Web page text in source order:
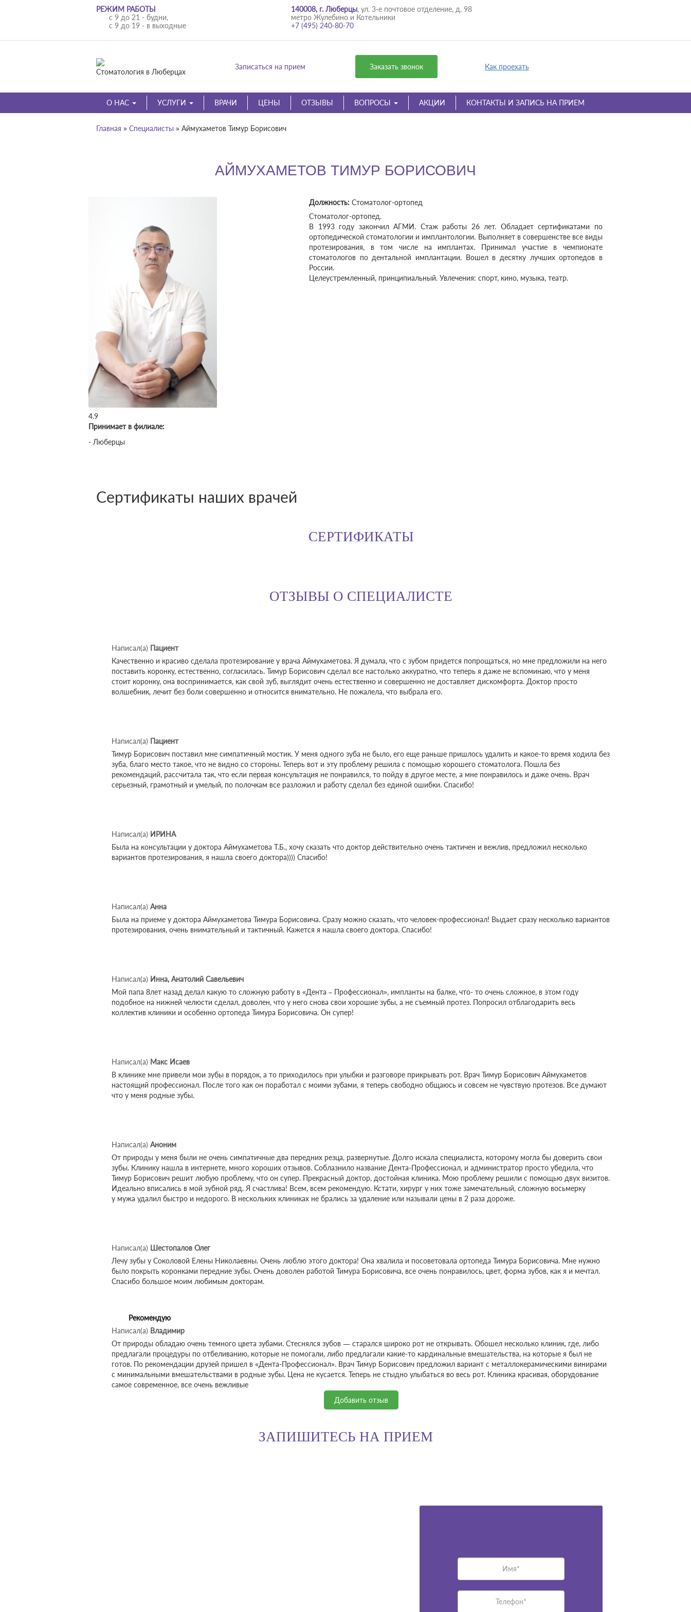
РЕЖИМ РАБОТЫ
с 9 до 21 - будни,
с 9 до 19 - в выходные
140008, г. Люберцы, ул. 3-е почтовое отделение, д. 98
метро Жулебино и Котельники
+7 (495) 240-80-70
Стоматология в Люберцах
Записаться на прием Заказать звонок Как проехать
О НАС УСЛУГИ ВРАЧИ ЦЕНЫ ОТЗЫВЫ ВОПРОСЫ АКЦИИ КОНТАКТЫ И ЗАПИСЬ НА ПРИЕМ
Главная » Специалисты » Аймухаметов Тимур Борисович
АЙМУХАМЕТОВ ТИМУР БОРИСОВИЧ
4.9
Принимает в филиале:
- Люберцы
Должность:Стоматолог-ортопед
Стоматолог-ортопед.
В 1993 году закончил АГМИ. Стаж работы 26 лет. Обладает сертификатами по
ортопедической стоматологии и имплантологии. Выполняет в совершенстве все виды
протезирования, в том числе на имплантах. Принимал участие в чемпионате
стоматологов по дентальной имплантации. Вошел в десятку лучших ортопедов в
России.
Целеустремленный, принципиальный. Увлечения: спорт, кино, музыка, театр.
Сертификаты наших врачей
СЕРТИФИКАТЫ
ОТЗЫВЫ О СПЕЦИАЛИСТЕ
Написал(а) Пациент
Качественно и красиво сделала протезирование у врача Аймухаметова. Я думала, что с зубом придется попрощаться, но мне предложили на него
поставить коронку, естественно, согласилась. Тимур Борисович сделал все настолько аккуратно, что теперь я даже не вспоминаю, что у меня
стоит коронку, она воспринимается, как свой зуб, выглядит очень естественно и совершенно не доставляет дискомфорта. Доктор просто
волшебник, лечит без боли совершенно и относится внимательно. Не пожалела, что выбрала его.
Написал(а) Пациент
Тимур Борисович поставил мне симпатичный мостик. У меня одного зуба не было, его еще раньше пришлось удалить и какое-то время ходила без
зуба, благо место такое, что не видно со стороны. Теперь вот и эту проблему решила с помощью хорошего стоматолога. Пошла без
рекомендаций, рассчитала так, что если первая консультация не понравился, то пойду в другое месте, а мне понравилось и даже очень. Врач
серьезный, грамотный и умелый, по полочкам все разложил и работу сделал без единой ошибки. Спасибо!
Написал(а) ИРИНА
Была на консультации у доктора Аймухаметова Т.Б., хочу сказать что доктор действительно очень тактичен и вежлив, предложил несколько
вариантов протезирования, я нашла своего доктора)))) Спасибо!
Написал(а) Анна
Была на приеме у доктора Аймухаметова Тимура Борисовича. Сразу можно сказать, что человек-профессионал! Выдает сразу несколько вариантов
протезирования, очень внимательный и тактичный. Кажется я нашла своего доктора. Спасибо!
Написал(а) Инна, Анатолий Савельевич
Мой папа 8лет назад делал какую то сложную работу в «Дента – Профессионал», импланты на балке, что- то очень сложное, в этом году
подобное на нижней челюсти сделал, доволен, что у него снова свои хорошие зубы, а не съемный протез. Попросил отблагодарить весь
коллектив клиники и особенно ортопеда Тимура Борисовича. Он супер!
Написал(а) Макс Исаев
В клинике мне привели мои зубы в порядок, а то приходилось при улыбки и разговоре прикрывать рот. Врач Тимур Борисович Аймухаметов
настоящий профессионал. После того как он поработал с моими зубами, я теперь свободно общаюсь и совсем не чувствую протезов. Все думают
что у меня родные зубы.
Написал(а) Аноним
От природы у меня были не очень симпатичные два передних резца, развернутые. Долго искала специалиста, которому могла бы доверить свои
зубы. Клинику нашла в интернете, много хороших отзывов. Соблазнило название Дента-Профессионал, и администратор просто убедила, что
Тимур Борисович решит любую проблему, что он супер. Прекрасный доктор, достойная клиника. Мою проблему решили с помощью двух визитов.
Идеально вписались в мой зубной ряд. Я счастлива! Всем, всем рекомендую. Кстати, хирург у них тоже замечательный, сложную восьмерку
у мужа удалил быстро и недорого. В нескольких клиниках не брались за удаление или называли цены в 2 раза дороже.
Написал(а) Шестопалов Олег
Лечу зубы у Соколовой Елены Николаевны. Очень люблю этого доктора! Она хвалила и посоветовала ортопеда Тимура Борисовича. Мне нужно
было покрыть коронками передние зубы. Очень доволен работой Тимура Борисовича, все очень понравилось, цвет, форма зубов, как я и мечтал.
Спасибо большое моим любимым докторам.
Рекомендую
Написал(а) Владимир
От природы обладаю очень темного цвета зубами. Стеснялся зубов — старался широко рот не открывать. Обошел несколько клиник, где, либо
предлагали процедуры по отбеливанию, которые не помогали, либо предлагали какие-то кардинальные вмешательства, на которые я был не
готов. По рекомендации друзей пришел в «Дента-Профессионал». Врач Тимур Борисович предложил вариант с металлокерамическими винирами
с минимальными вмешательствами в родные зубы. Цена не кусается. Теперь не стыдно улыбаться во весь рот. Клиника красивая, оборудование
самое современное, все очень вежливые
Добавить отзыв
ЗАПИШИТЕСЬ НА ПРИЕМ